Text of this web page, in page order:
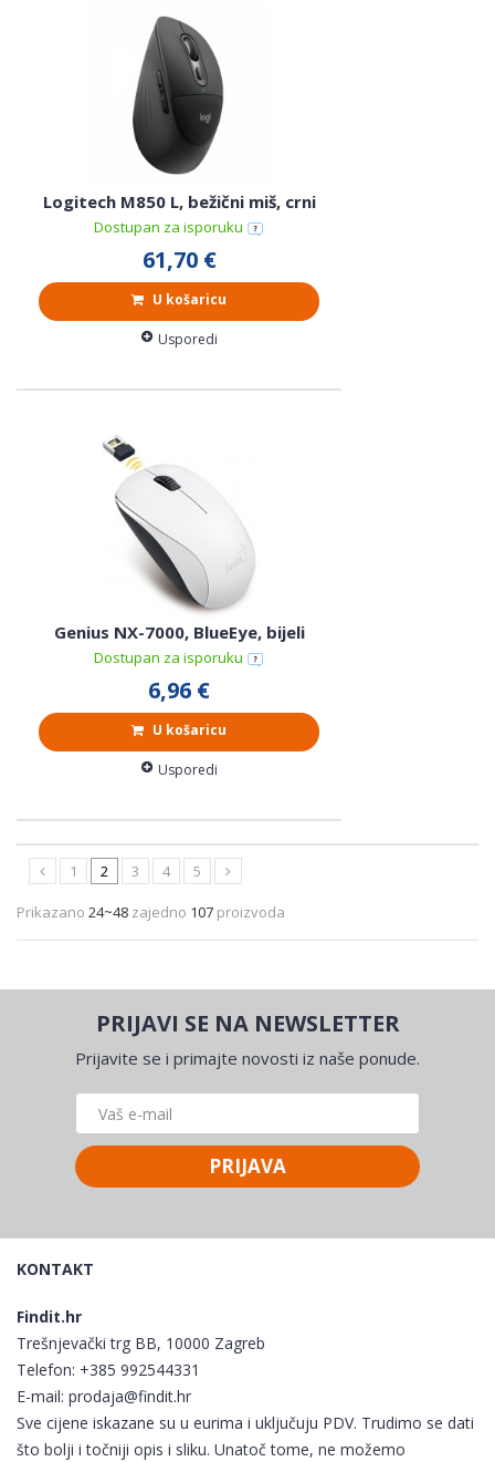
Logitech M850 L, bežični miš, crni
Dostupan za isporuku
61,70 €
U košaricu
Usporedi
Genius NX-7000, BlueEye, bijeli
Dostupan za isporuku
6,96 €
U košaricu
Usporedi
1 2 3 4 5
Prikazano 24~48 zajedno 107 proizvoda
PRIJAVI SE NA NEWSLETTER
Prijavite se i primajte novosti iz naše ponude.
PRIJAVA
KONTAKT
Findit.hr
Trešnjevački trg BB, 10000 Zagreb
Telefon: +385 992544331
E-mail: prodaja@findit.hr
Sve cijene iskazane su u eurima i uključuju PDV. Trudimo se dati
što bolji i točniji opis i sliku. Unatoč tome, ne možemo